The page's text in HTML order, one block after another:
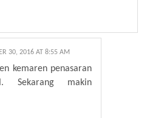
30, 2016 AT 8:55 AM
kemaren penasaran
Sekarang makin